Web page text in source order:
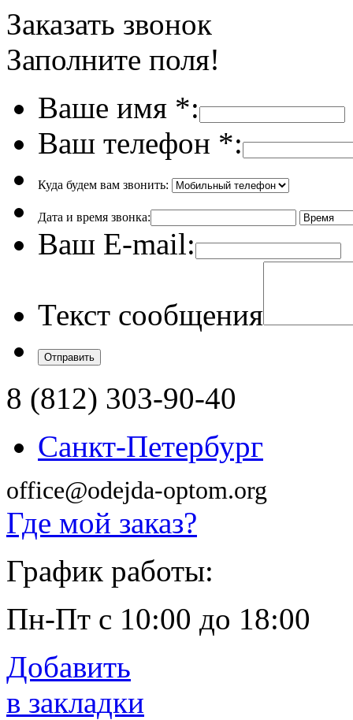
Заказать звонок
Заполните поля!
Ваше имя *:
Ваш телефон *:
Куда будем вам звонить:
Дата и время звонка:
Ваш E-mail:
Текст сообщения
8 (812) 303-90-40
Санкт-Петербург
office@odejda-optom.org
Где мой заказ?
График работы:
Пн-Пт с 10:00 до 18:00
Добавить
в закладки